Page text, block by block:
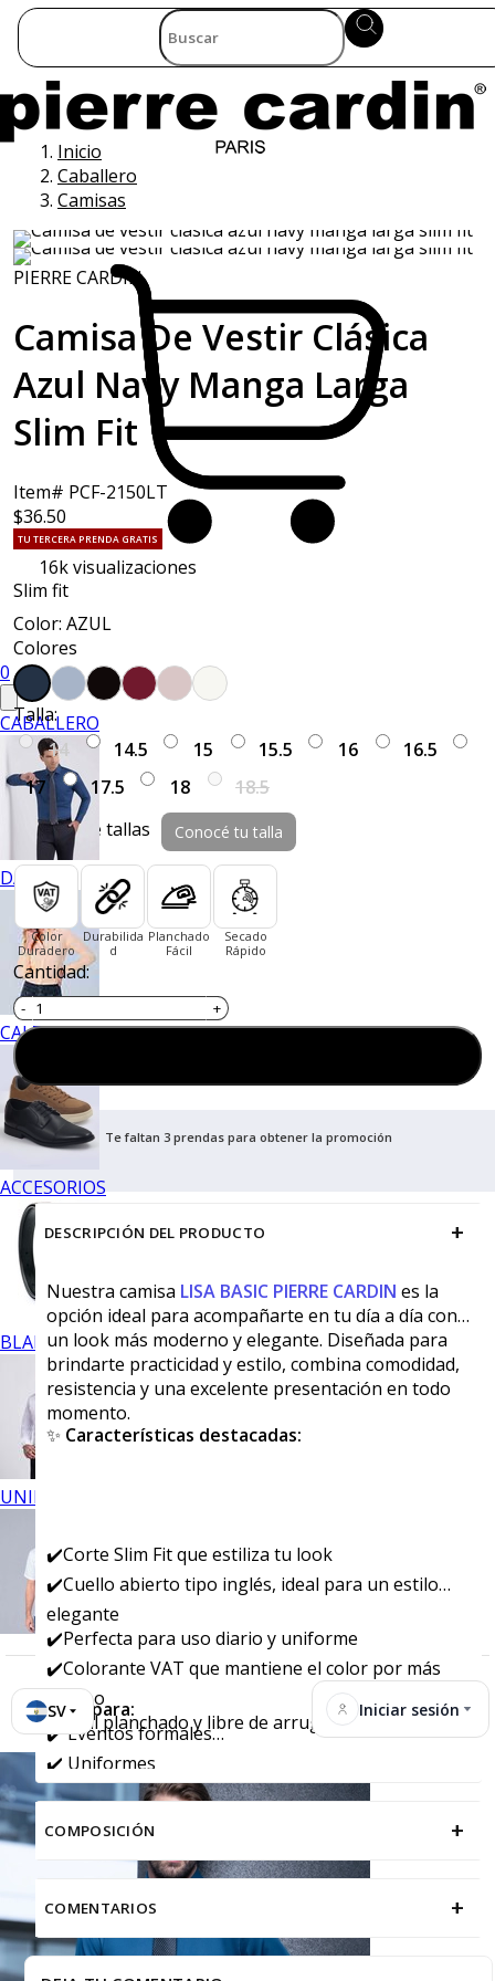
0
CABALLERO
DAMA
CALZADO
ACCESORIOS
BLANCOS
UNIFORMES
SV Iniciar sesión
Inicio
Caballero
Camisas
PIERRE CARDIN
Camisa De Vestir Clásica
Azul Navy Manga Larga
Slim Fit
Item# PCF-2150LT
$36.50
TU TERCERA PRENDA GRATIS
16kvisualizaciones
Slim fit
Color: AZUL
Colores
Talla:
14
14.5 15 15.5 16
16.5
17
17.5 18
18.5
Guía de tallas
Conocé tu talla
Color
Duradero
Durabilida
d
Planchado
Fácil
Secado
Rápido
Cantidad:
Te faltan 3 prendas para obtener la promoción
DESCRIPCIÓN DEL PRODUCTO +
Nuestra camisa LISA BASIC PIERRE CARDIN es la
opción ideal para acompañarte en tu día a día con
un look más moderno y elegante. Diseñada para
brindarte practicidad y estilo, combina comodidad,
resistencia y una excelente presentación en todo
momento.
✨ Características destacadas:
✔️Corte Slim Fit que estiliza tu look
✔️Cuello abierto tipo inglés, ideal para un estilo
elegante
✔️Perfecta para uso diario y uniforme
✔️Colorante VAT que mantiene el color por más
tiempo
✔️Fácil planchado y libre de arrugas
Ideal para:
✔️ Eventos formales
✔️ Uniformes
COMPOSICIÓN +
COMENTARIOS +